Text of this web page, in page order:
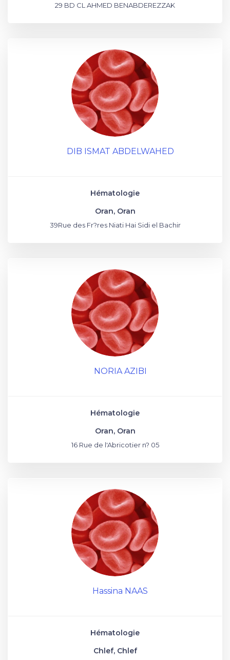
29 BD CL AHMED BENABDEREZZAK
DIB ISMAT ABDELWAHED
Hématologie
Oran, Oran
39Rue des Fr?res Niati Hai Sidi el Bachir
NORIA AZIBI
Hématologie
Oran, Oran
16 Rue de l'Abricotier n? 05
Hassina NAAS
Hématologie
Chlef, Chlef